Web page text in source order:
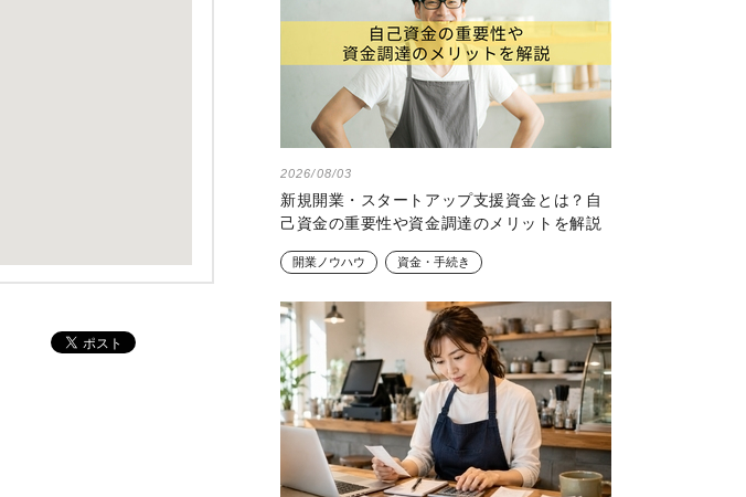
2026/08/03
新規開業・スタートアップ支援資金とは？自
己資金の重要性や資金調達のメリットを解説
開業ノウハウ 資金・手続き